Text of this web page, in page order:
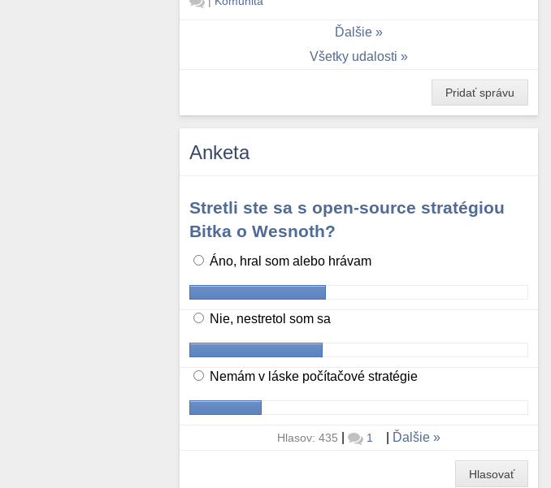
Ďalšie
Všetky udalosti
Pridať správu
Anketa
Stretli ste sa s open-source stratégiou
Bitka o Wesnoth?
Áno, hral som alebo hrávam
Nie, nestretol som sa
Nemám v láske počítačové stratégie
Hlasov: 435 | 1 Ďalšie
Hlasovať